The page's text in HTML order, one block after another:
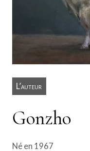
L’auteur
Gonzho
Né en 1967